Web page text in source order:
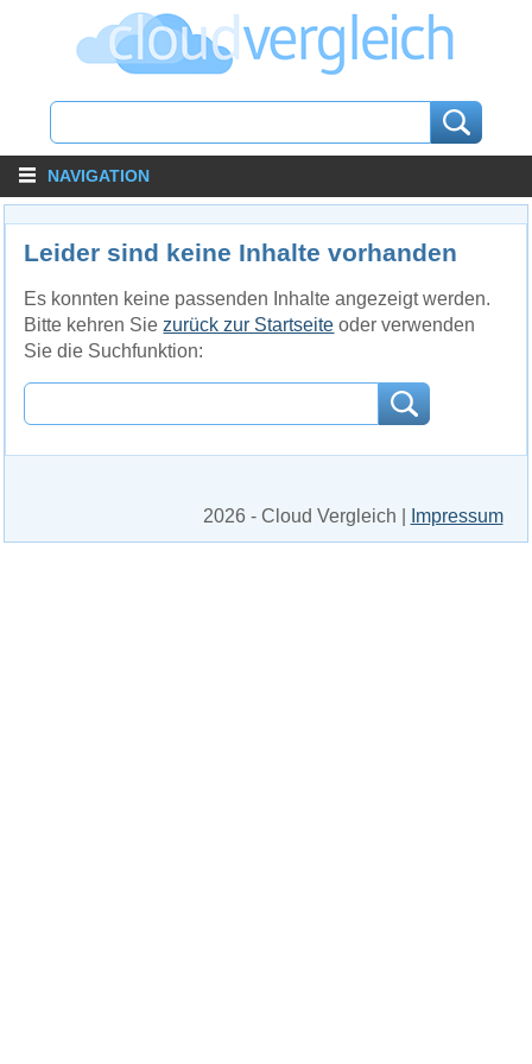
NAVIGATION
Leider sind keine Inhalte vorhanden
Es konnten keine passenden Inhalte angezeigt werden.
Bitte kehren Siezurück zur Startseite oder verwenden
Sie die Suchfunktion:
2026 - Cloud Vergleich | Impressum